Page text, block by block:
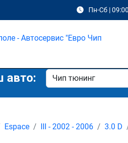
Пн-Сб |
авто:
Espace III - 2002 - 2006 3.0 D